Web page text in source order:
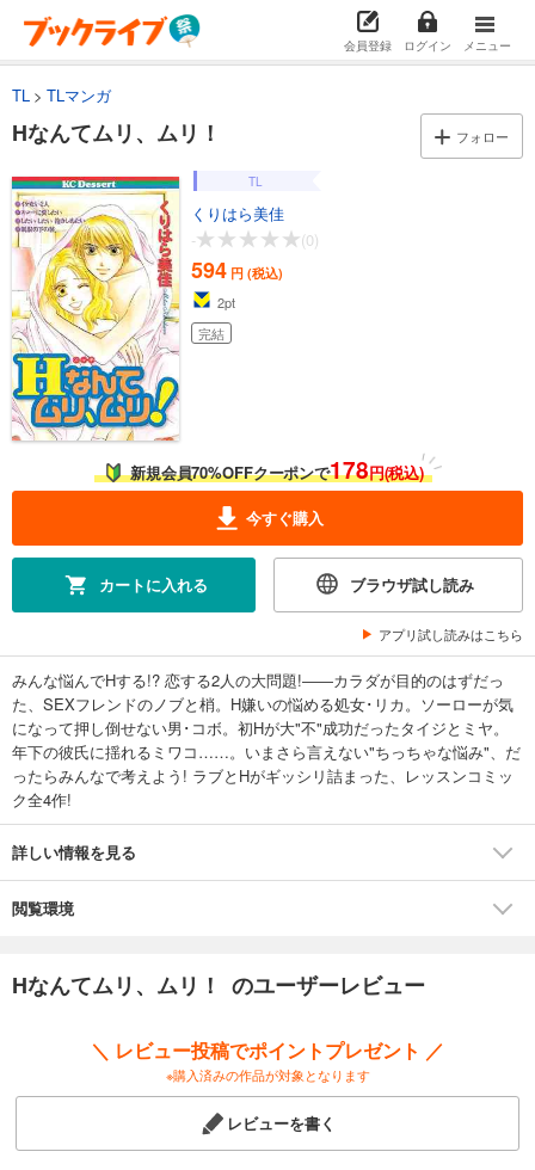
会員登録 ログイン メニュー
TL TLマンガ
Hなんてムリ、ムリ！ フォロー
TL
くりはら美佳
-
(0)
594 円 (税込)
2pt
完結
新規会員70%OFFクーポンで178円(税込)
今すぐ購入
カートに入れる ブラウザ試し読み
アプリ試し読みはこちら
みんな悩んでHする!? 恋する2人の大問題!――カラダが目的のはずだっ
た、SEXフレンドのノブと梢。H嫌いの悩める処女･リカ。ソーローが気
になって押し倒せない男･コボ。初Hが大"不"成功だったタイジとミヤ。
年下の彼氏に揺れるミワコ……。いまさら言えない"ちっちゃな悩み"、だ
ったらみんなで考えよう! ラブとHがギッシリ詰まった、レッスンコミッ
ク全4作!
詳しい情報を見る
閲覧環境
Hなんてムリ、ムリ！ のユーザーレビュー
＼ レビュー投稿でポイントプレゼント ／
※購入済みの作品が対象となります
レビューを書く